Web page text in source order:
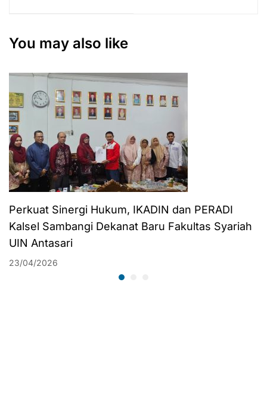
Fakultas Syariah
2023/2024
You may also like
Perkuat Sinergi Hukum, IKADIN dan PERADI
Kalsel Sambangi Dekanat Baru Fakultas Syariah
UIN Antasari
23/04/2026